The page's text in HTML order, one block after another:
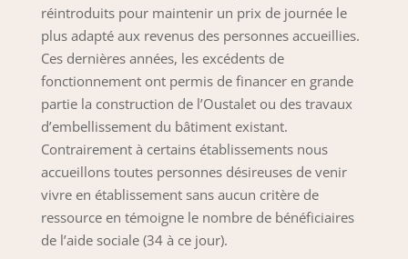
réintroduits pour maintenir un prix de journée le
plus adapté aux revenus des personnes accueillies.
Ces dernières années, les excédents de
fonctionnement ont permis de financer en grande
partie la construction de l’Oustalet ou des travaux
d’embellissement du bâtiment existant.
Contrairement à certains établissements nous
accueillons toutes personnes désireuses de venir
vivre en établissement sans aucun critère de
ressource en témoigne le nombre de bénéficiaires
de l’aide sociale (34 à ce jour).